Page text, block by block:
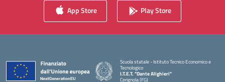
App Store Play Store
Scuola statale - Istituto Tecnico Economico e
Tecnologico
I.T.E.T. "Dante Alighieri"
Cerignola (FG)